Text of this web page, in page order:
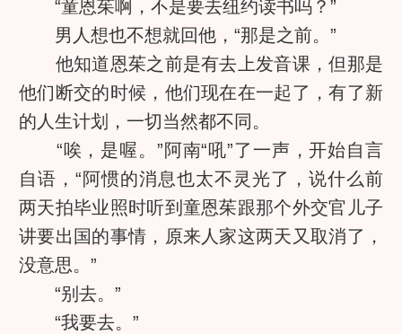
“童恩茱啊，不是要去纽约读书吗？”
男人想也不想就回他，“那是之前。”
他知道恩茱之前是有去上发音课，但那是
他们断交的时候，他们现在在一起了，有了新
的人生计划，一切当然都不同。
“唉，是喔。”阿南“吼”了一声，开始自言
自语，“阿惯的消息也太不灵光了，说什么前
两天拍毕业照时听到童恩茱跟那个外交官儿子
讲要出国的事情，原来人家这两天又取消了，
没意思。”
“别去。”
“我要去。”